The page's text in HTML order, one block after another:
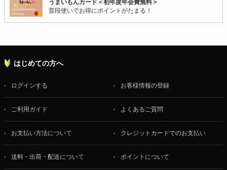
うまいもんカード＜初年度年会費無料＞
普段使いでお得にポイントがたまる！
はじめての方へ
ログインする お客様情報の登録
ご利用ガイド よくあるご質問
お支払い方法について クレジットカードでのお支払い
送料・出荷・配送について ポイントについて